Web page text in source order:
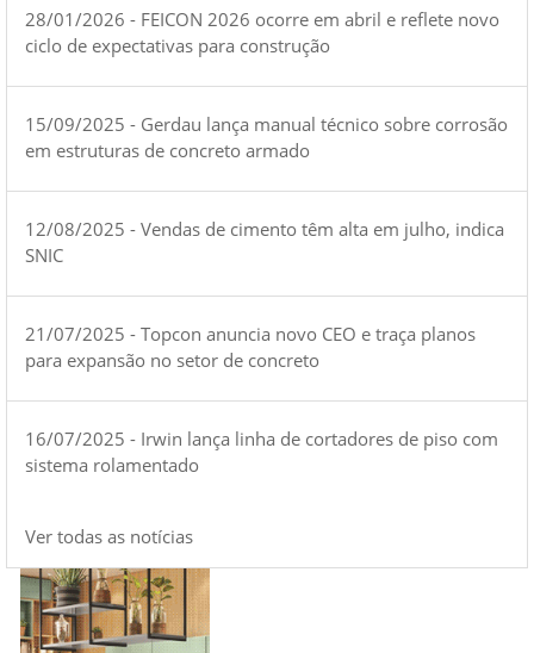
28/01/2026 - FEICON 2026 ocorre em abril e reflete novo
ciclo de expectativas para construção
15/09/2025 - Gerdau lança manual técnico sobre corrosão
em estruturas de concreto armado
12/08/2025 - Vendas de cimento têm alta em julho, indica
SNIC
21/07/2025 - Topcon anuncia novo CEO e traça planos
para expansão no setor de concreto
16/07/2025 - Irwin lança linha de cortadores de piso com
sistema rolamentado
Ver todas as notícias